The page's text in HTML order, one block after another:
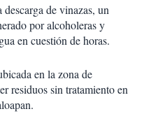
de vinazas, un
por alcoholeras y
en cuestión de horas.
en la zona de
residuos sin tratamiento en